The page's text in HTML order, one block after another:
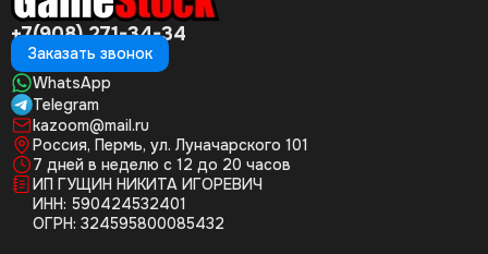
+7(908) 271-34-34
Заказать звонок
WhatsApp
Telegram
kazoom@mail.ru
Россия, Пермь, ул. Луначарского 101
7 дней в неделю с 12 до 20 часов
ИП ГУЩИН НИКИТА ИГОРЕВИЧ
ИНН: 590424532401
ОГРН: 324595800085432